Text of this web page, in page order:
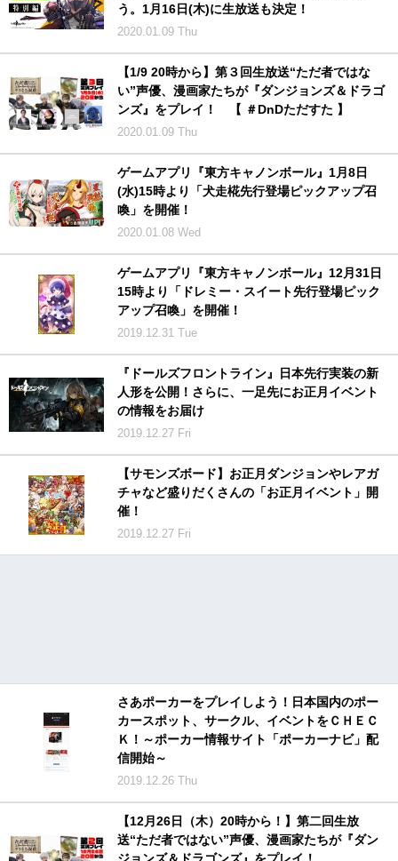
う。1月16日(木)に生放送も決定！
2020.01.09 Thu
【1/9 20時から】第３回生放送“ただ者ではな
い”声優、漫画家たちが『ダンジョンズ＆ドラゴ
ンズ』をプレイ！ 【 ＃DnDただすた 】
2020.01.09 Thu
ゲームアプリ『東方キャノンボール』1月8日
(水)15時より「犬走椛先行登場ピックアップ召
喚」を開催！
2020.01.08 Wed
ゲームアプリ『東方キャノンボール』12月31日
15時より「ドレミー・スイート先行登場ピック
アップ召喚」を開催！
2019.12.31 Tue
『ドールズフロントライン』日本先行実装の新
人形を公開！さらに、一足先にお正月イベント
の情報をお届け
2019.12.27 Fri
【サモンズボード】お正月ダンジョンやレアガ
チャなど盛りだくさんの「お正月イベント」開
催！
2019.12.27 Fri
さあポーカーをプレイしよう！日本国内のポー
カースポット、サークル、イベントをＣＨＥＣ
Ｋ！～ポーカー情報サイト「ポーカーナビ」配
信開始～
2019.12.26 Thu
【12月26日（木）20時から！】第二回生放
送“ただ者ではない”声優、漫画家たちが『ダン
ジョンズ＆ドラゴンズ』をプレイ！